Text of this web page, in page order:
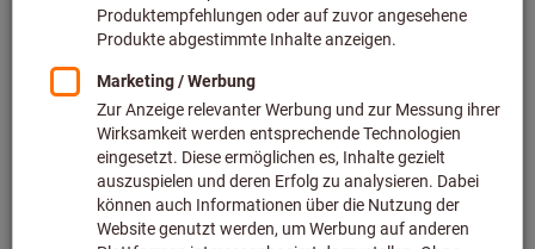
Bitte beachten Sie die Lieferzeit und eingeschränkte
Beratung:
Diesen Artikel bestellen wir für Sie direkt beim Hersteller,
da er nicht Bestandteil unseres Hauptsortiments ist und
somit nicht bei uns auf Lager liegt.